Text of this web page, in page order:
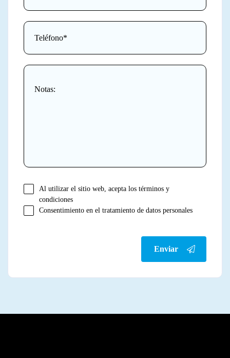
Al utilizar el sitio web, acepta los términos y
condiciones
Consentimiento en el tratamiento de datos personales
Enviar